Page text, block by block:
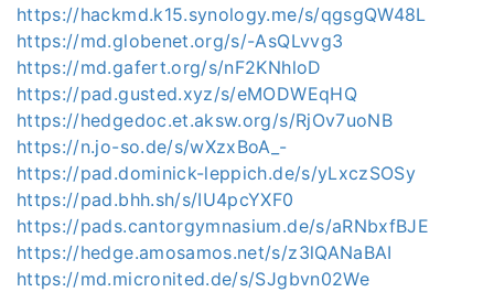
https://hackmd.k15.synology.me/s/qgsgQW48L
https://md.globenet.org/s/-AsQLvvg3
https://md.gafert.org/s/nF2KNhloD
https://pad.gusted.xyz/s/eMODWEqHQ
https://hedgedoc.et.aksw.org/s/RjOv7uoNB
https://n.jo-so.de/s/wXzxBoA_-
https://pad.dominick-leppich.de/s/yLxczSOSy
https://pad.bhh.sh/s/IU4pcYXF0
https://pads.cantorgymnasium.de/s/aRNbxfBJE
https://hedge.amosamos.net/s/z3lQANaBAI
https://md.micronited.de/s/SJgbvn02We